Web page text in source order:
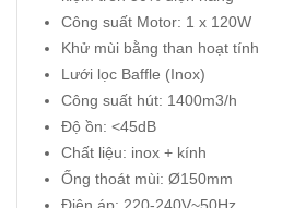
Công suất Motor: 1 x 120W
Khử mùi bằng than hoạt tính
Lưới lọc Baffle (Inox)
Công suất hút: 1400m3/h
Độ ồn: <45dB
Chất liệu: inox + kính
Ống thoát mùi: Ø150mm
Điện áp: 220-240V~50Hz